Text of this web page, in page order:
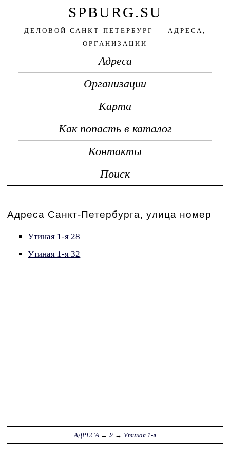
SPBURG.SU
ДЕЛОВОЙ САНКТ-ПЕТЕРБУРГ — АДРЕСА,
ОРГАНИЗАЦИИ
Адреса
Организации
Карта
Как попасть в каталог
Контакты
Поиск
Адреса Санкт-Петербурга, улица номер
Утиная 1-я 28
Утиная 1-я 32
АДРЕСА → У→ Утиная 1-я